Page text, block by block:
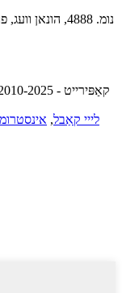
© קאַפּירייט - 2010-2025 : אַלע רעכטן רעזערווירט.
לייי קאַבל,